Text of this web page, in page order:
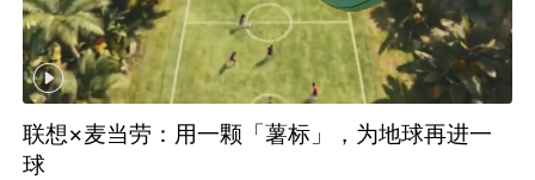
联想×麦当劳：用一颗「薯标」，为地球再进一
球